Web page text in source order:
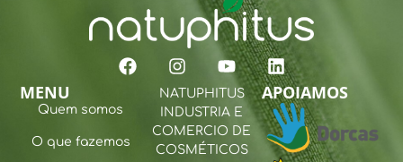
MENU
Quem somos
O que fazemos
NATUPHITUS
INDUSTRIA E
COMERCIO DE
COSMÉTICOS
APOIAMOS